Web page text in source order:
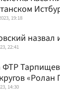
19:18
назвал
22:41
ФТР
«Ролан
14:30